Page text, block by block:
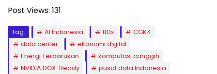
Post Views: 131
Tag: AI Indonesia BDx
CGK4
data center
ekonomi digital
Energi Terbarukan
komputasi canggih
NVIDIA DGX-Ready
pusat data Indonesia